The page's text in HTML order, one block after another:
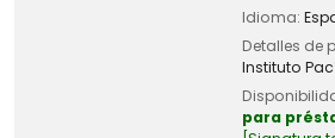
Idioma:
Detalles de
Instituto
para